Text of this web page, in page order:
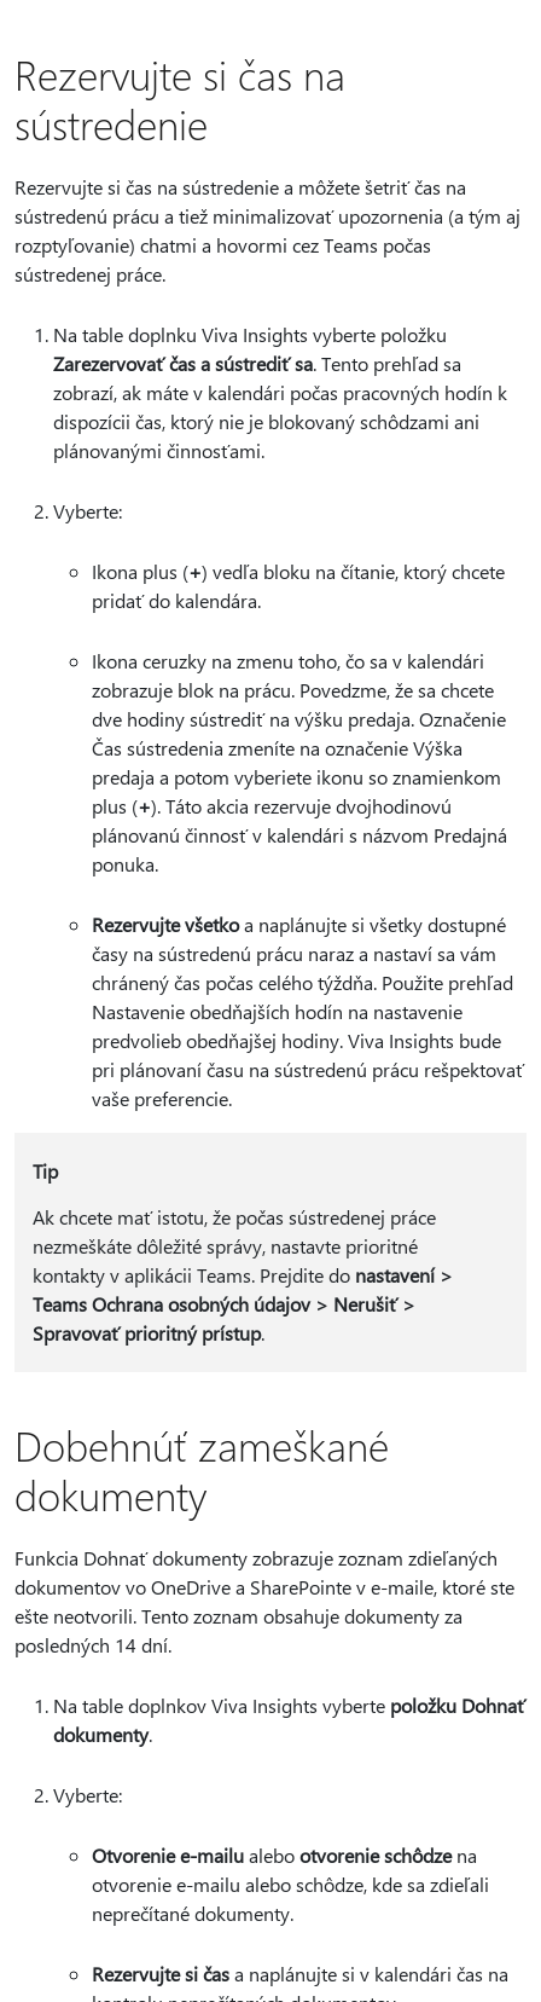
Rezervujte si čas na
sústredenie
Rezervujte si čas na sústredenie a môžete šetriť čas na
sústredenú prácu a tiež minimalizovať upozornenia (a tým aj
rozptyľovanie) chatmi a hovormi cez Teams počas
sústredenej práce.
Na table doplnku Viva Insights vyberte položku
Zarezervovať čas a sústrediť sa. Tento prehľad sa
zobrazí, ak máte v kalendári počas pracovných hodín k
dispozícii čas, ktorý nie je blokovaný schôdzami ani
plánovanými činnosťami.
Vyberte:
Ikona plus (+) vedľa bloku na čítanie, ktorý chcete
pridať do kalendára.
Ikona ceruzky na zmenu toho, čo sa v kalendári
zobrazuje blok na prácu. Povedzme, že sa chcete
dve hodiny sústrediť na výšku predaja. Označenie
Čas sústredenia zmeníte na označenie Výška
predaja a potom vyberiete ikonu so znamienkom
plus (+). Táto akcia rezervuje dvojhodinovú
plánovanú činnosť v kalendári s názvom Predajná
ponuka.
Rezervujte všetkoa naplánujte si všetky dostupné
časy na sústredenú prácu naraz a nastaví sa vám
chránený čas počas celého týždňa. Použite prehľad
Nastavenie obedňajších hodín na nastavenie
predvolieb obedňajšej hodiny. Viva Insights bude
pri plánovaní času na sústredenú prácu rešpektovať
vaše preferencie.
Tip
Ak chcete mať istotu, že počas sústredenej práce
nezmeškáte dôležité správy, nastavte prioritné
kontakty v aplikácii Teams. Prejdite do nastavení >
Teams Ochrana osobných údajov > Nerušiť >
Spravovať prioritný prístup.
Dobehnúť zameškané
dokumenty
Funkcia Dohnať dokumenty zobrazuje zoznam zdieľaných
dokumentov vo OneDrive a SharePointe v e-maile, ktoré ste
ešte neotvorili. Tento zoznam obsahuje dokumenty za
posledných 14 dní.
Na table doplnkov Viva Insights vyberte položku Dohnať
dokumenty.
Vyberte:
Otvorenie e-mailualebootvorenie schôdzena
otvorenie e-mailu alebo schôdze, kde sa zdieľali
neprečítané dokumenty.
Rezervujte si časa naplánujte si v kalendári čas na